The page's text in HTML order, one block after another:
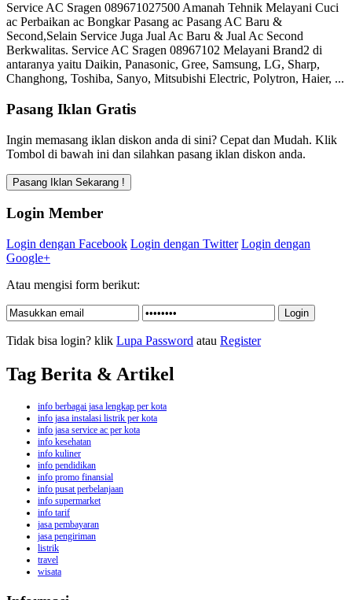
Service AC Sragen 089671027500 Amanah Tehnik Melayani Cuci
ac Perbaikan ac Bongkar Pasang ac Pasang AC Baru &
Second,Selain Service Juga Jual Ac Baru & Jual Ac Second
Berkwalitas. Service AC Sragen 08967102 Melayani Brand2 di
antaranya yaitu Daikin, Panasonic, Gree, Samsung, LG, Sharp,
Changhong, Toshiba, Sanyo, Mitsubishi Electric, Polytron, Haier, ...
Pasang Iklan Gratis
Ingin memasang iklan diskon anda di sini? Cepat dan Mudah. Klik
Tombol di bawah ini dan silahkan pasang iklan diskon anda.
Login Member
Login dengan Facebook Login dengan Twitter Login dengan
Google+
Atau mengisi form berikut:
Tidak bisa login? klik Lupa Password atau Register
Tag Berita & Artikel
info berbagai jasa lengkap per kota
info jasa instalasi listrik per kota
info jasa service ac per kota
info kesehatan
info kuliner
info pendidikan
info promo finansial
info pusat perbelanjaan
info supermarket
info tarif
jasa pembayaran
jasa pengiriman
listrik
travel
wisata